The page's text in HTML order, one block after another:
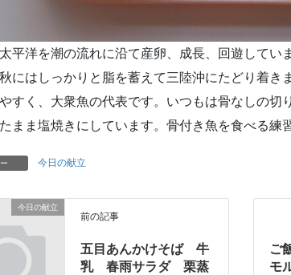
平洋を潮の流れに沿て産卵、成長、回遊してい
にはしっかりと脂を蓄えて三陸沖にたどり着き
すく、大衆魚の代表です。いつもは骨なしの切
まま塩焼きにしています。骨付き魚を食べる練
今日の献立
今日の献立
前の記事
五目あんかけそば 牛
乳 春雨サラダ 栗蒸
ご
モ